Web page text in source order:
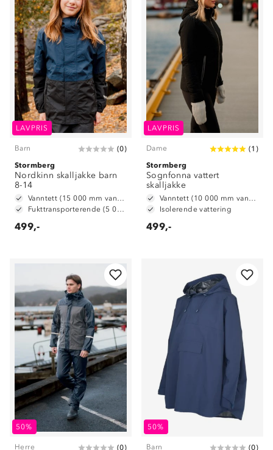
LAVPRIS
Barn (0)
Stormberg
Nordkinn skalljakke barn
8-14
Vanntett (15 000 mm vannsøyle)
Fukttransporterende (5 000 g/m2/24t)
499,-
LAVPRIS
Dame (1 )
Stormberg
Sognfonna vattert
skalljakke
Vanntett (10 000 mm vannsøyle)
Isolerende vattering
499,-
50%
Herre (0)
50%
Barn (0)